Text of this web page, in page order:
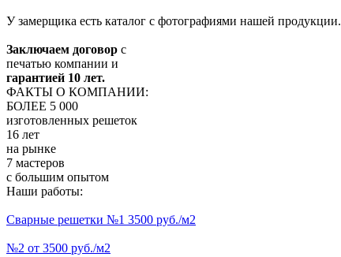
У замерщика есть каталог с фотографиями нашей продукции.
Заключаем договор с
печатью компании и
гарантией 10 лет.
ФАКТЫ О КОМПАНИИ:
БОЛЕЕ 5 000
изготовленных решеток
16 лет
на рынке
7 мастеров
с большим опытом
Наши работы:
Сварные решетки №1 3500 руб./м2
№2 от 3500 руб./м2